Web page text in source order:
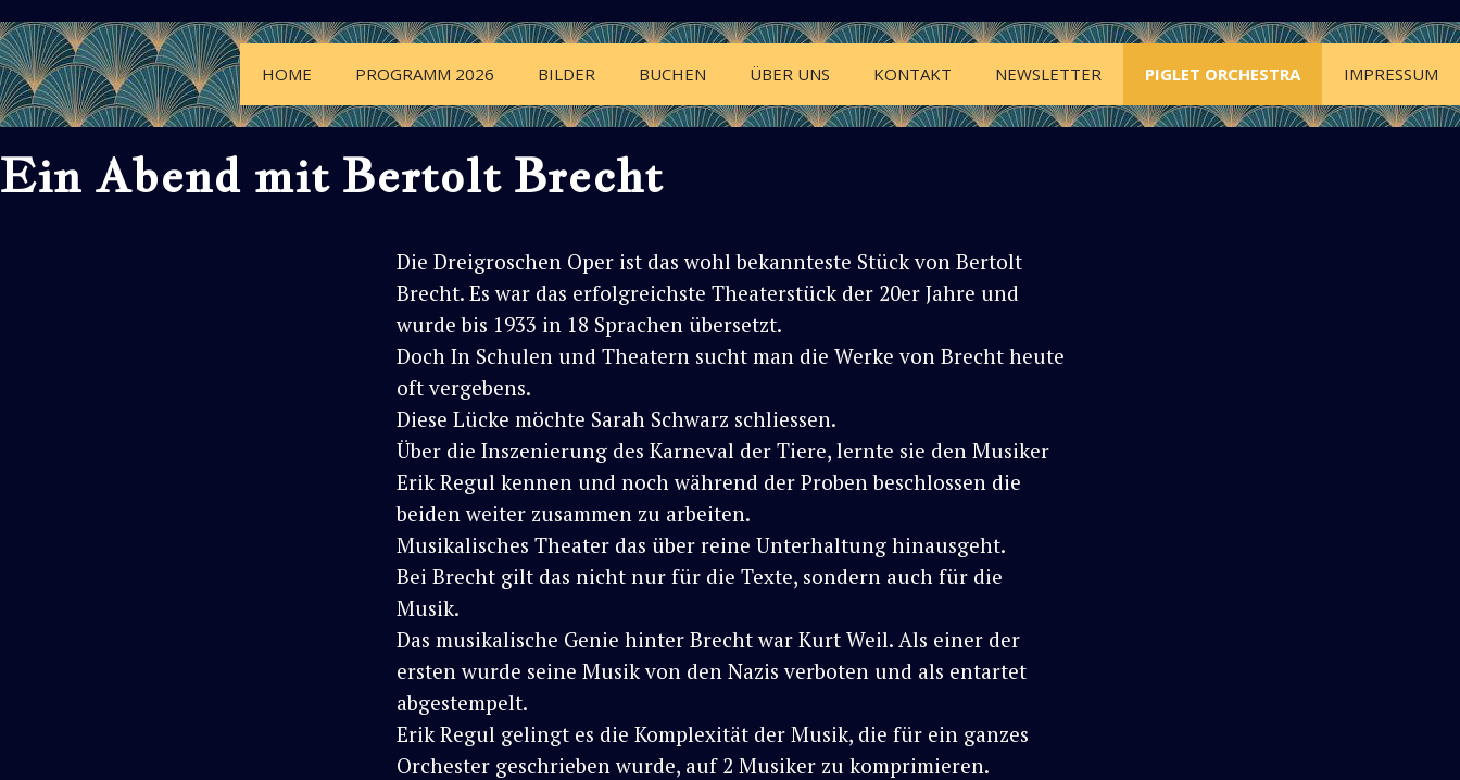
HOME PROGRAMM 2026 BILDER BUCHEN ÜBER UNS KONTAKT NEWSLETTER PIGLET ORCHESTRA IMPRESSUM
Ein Abend mit Bertolt Brecht
Die Dreigroschen Oper ist das wohl bekannteste Stück von Bertolt
Brecht. Es war das erfolgreichste Theaterstück der 20er Jahre und
wurde bis 1933 in 18 Sprachen übersetzt.
Doch In Schulen und Theatern sucht man die Werke von Brecht heute
oft vergebens.
Diese Lücke möchte Sarah Schwarz schliessen.
Über die Inszenierung des Karneval der Tiere, lernte sie den Musiker
Erik Regul kennen und noch während der Proben beschlossen die
beiden weiter zusammen zu arbeiten.
Musikalisches Theater das über reine Unterhaltung hinausgeht.
Bei Brecht gilt das nicht nur für die Texte, sondern auch für die
Musik.
Das musikalische Genie hinter Brecht war Kurt Weil. Als einer der
ersten wurde seine Musik von den Nazis verboten und als entartet
abgestempelt.
Erik Regul gelingt es die Komplexität der Musik, die für ein ganzes
Orchester geschrieben wurde, auf 2 Musiker zu komprimieren.